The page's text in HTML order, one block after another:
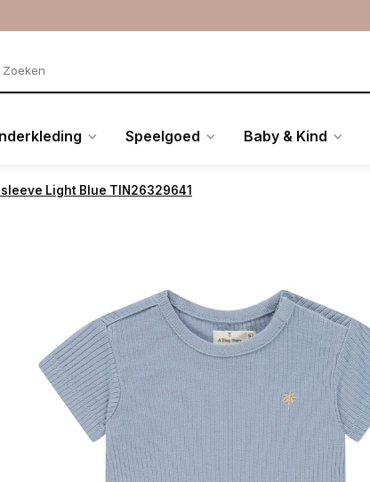
Speelgoed Baby & Kind
Light Blue TIN26329641